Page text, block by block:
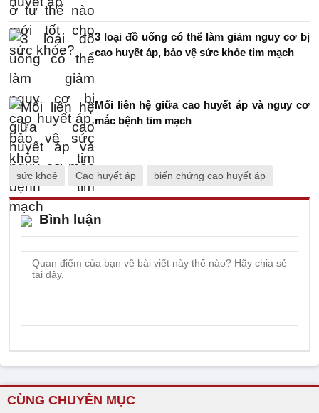
3 loại đồ uống có thể làm giảm nguy cơ bị
cao huyết áp, bảo vệ sức khỏe tim mạch
Mối liên hệ giữa cao huyết áp và nguy cơ
mắc bệnh tim mạch
sức khoẻ Cao huyết áp biến chứng cao huyết áp
Bình luận
CÙNG CHUYÊN MỤC